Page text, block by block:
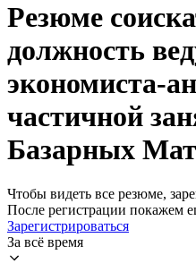
Резюме
должность
экономиста-
частичной
Базарных
Чтобы видеть все резюме,
После регистрации покажем
Зарегистрироваться
За всё время